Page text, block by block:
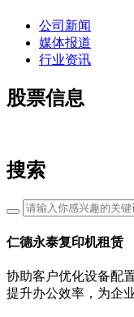
公司新闻
媒体报道
行业资讯
股票信息
搜索
仁德永泰复印机租赁
协助客户优化设备配
提升办公效率，为企